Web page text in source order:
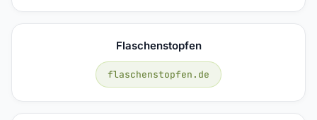
Flaschenstopfen
flaschenstopfen.de